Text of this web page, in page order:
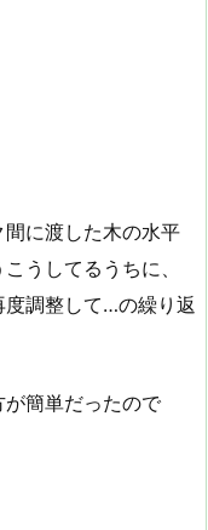
に渡した木の水平
うしてるうちに、
調整して…の繰り返
簡単だったので